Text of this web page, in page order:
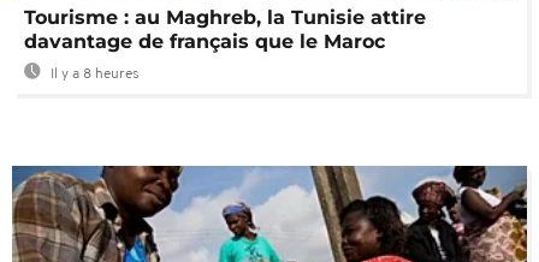
Tourisme : au Maghreb, la Tunisie attire
davantage de français que le Maroc
Il y a 8 heures